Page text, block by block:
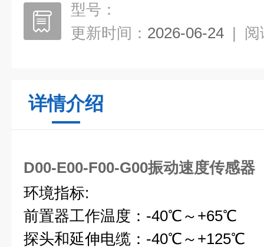
型号：
更新时间： 2026-06-24 | 阅
详情介绍
D00-E00-F00-G00振动速度传感器
环境指标:
前置器工作温度：-40℃～+65℃
探头和延伸电缆：-40℃～+125℃